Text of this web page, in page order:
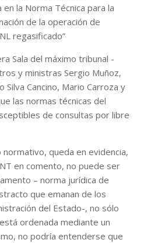
la Norma Técnica para la
de la operación de
regasificado”
Sala del máximo tribunal -
y ministras Sergio Muñoz,
Silva Cancino, Mario Carroza y
las normas técnicas del
de consultas por libre
queda en evidencia,
en comento, no puede ser
– norma jurídica de
que emanan de los
del Estado-, no sólo
ordenada mediante un
no podría entenderse que